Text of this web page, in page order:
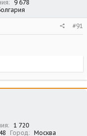
9 678
#91
1 720
48 Город Москва